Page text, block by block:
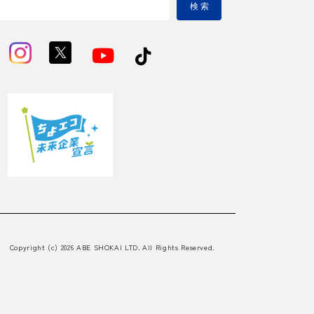
検 索
Copyright (c) 2026 ABE SHOKAI LTD. All Rights Reserved.